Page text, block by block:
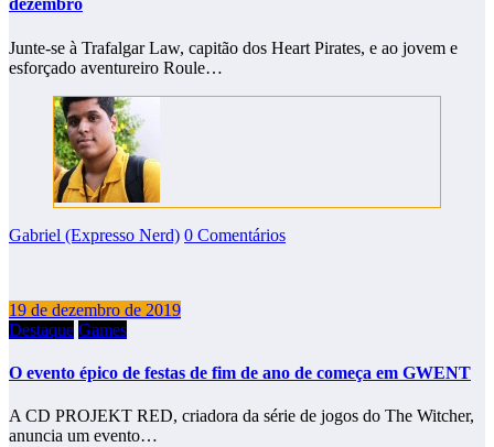
dezembro
Junte-se à Trafalgar Law, capitão dos Heart Pirates, e ao jovem e
esforçado aventureiro Roule…
Gabriel (Expresso Nerd) 0 Comentários
19 de dezembro de 2019
Destaque Games
O evento épico de festas de fim de ano de começa em GWENT
A CD PROJEKT RED, criadora da série de jogos do The Witcher,
anuncia um evento…